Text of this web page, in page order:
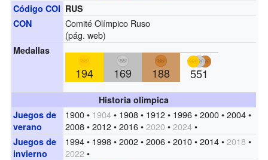
Código COI RUS
CON
Comité Olímpico Ruso
(pág. web)
Medallas
194 169 188 551
Historia olímpica
Juegos de
verano
1900 • 1904• 1908 • 1912 • 1996 • 2000 • 2004 •
2008 • 2012 • 2016 • 2020 • 2024•
Juegos de
invierno
1994 • 1998 • 2002 • 2006 • 2010 • 2014 • 2018 •
2022 •